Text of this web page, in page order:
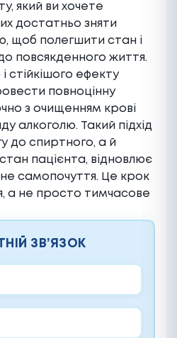
який ви хочете
достатньо зняти
щоб полегшити стан і
повсякденного життя.
стійкішого ефекту
повноцінну
з очищенням крові
алкоголю. Такий підхід
до спиртного, а й
пацієнта, відновлює
самопочуття. Це крок
а не просто тимчасове
ЗВ’ЯЗОК